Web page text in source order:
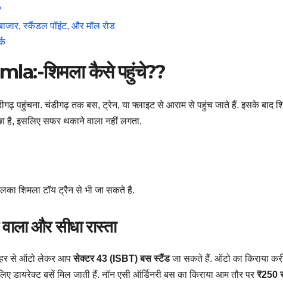
स्कैंडल पॉइंट, और मॉल रोड
शिमला कैसे पहुंचे??
पहुंचना. चंडीगढ़ तक बस, ट्रेन, या फ्लाइट से आराम से पहुंच जाते हैं. इसके बाद
है, इसलिए सफर थकाने वाला नहीं लगता.
शिमला टॉय ट्रैन से भी जा सकते है.
और सीधा रास्ता
से ऑटो लेकर आपसेक्टर 43 (ISBT) बस स्टैंडजा सकते हैं. ऑटो का किराया
बसें मिल जाती हैं. नॉन एसी ऑर्डिनरी बस का किराया आम तौर पर ₹250